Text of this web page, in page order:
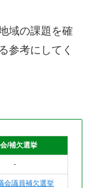
域の課題を確
参考にしてく
/補欠選挙
-
会議員補欠選挙